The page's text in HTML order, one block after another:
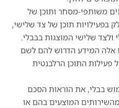
משותפי-מסחר ותוכן של
תוכן של צד שלישי,
ולצד שלישי המוצגות בבבלי.
אלה המידע הדרוש להם לשם
פעילות התוכן הרלבנטית
בבלי, את הוראות הסכם
המוצעים בהם או